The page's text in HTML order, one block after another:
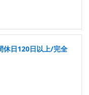
休日120日以上/完全